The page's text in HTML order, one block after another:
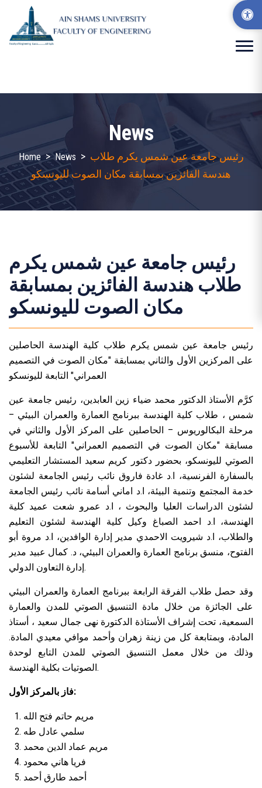
News
Home > News > رئيس جامعة عين شمس يكرم طلاب
هندسة الفائزين بمسابقة مكان الصوت لليونسكو
رئيس جامعة عين شمس يكرم
طلاب هندسة الفائزين بمسابقة
مكان الصوت لليونسكو
رئيس جامعة عين شمس يكرم طلاب كلية الهندسة الحاصلين
على المركزين الأول والثاني بمسابقة "مكان الصوت في التصميم
العمراني" التابعة لليونسكو
كرَّم الأستاذ الدكتور محمد ضياء زين العابدين، رئيس جامعة عين
شمس ، طلاب كلية الهندسة ببرنامج العمارة والعمران البيئي –
مرحلة البكالوريوس – الحاصلين على المركز الأول والثاني في
مسابقة "مكان الصوت في التصميم العمراني" التابعة للأسبوع
الصوتي لليونسكو، بحضور دكتور كريم سعيد المستشار التعليمي
بالسفارة الفرنسية، ا.د غادة فاروق نائب رئيس الجامعة لشئون
خدمة المجتمع وتنمية البيئة، ا.د اماني أسامة نائب رئيس الجامعة
لشئون الدراسات العليا والبحوث ، ا.د عمرو شعت عميد كلية
الهندسة، ا.د احمد الصباغ وكيل كلية الهندسة لشئون التعليم
والطلاب، ا.د شيرويت الاحمدي مدير إدارة الوافدين، ا.د مروة أبو
الفتوح، منسق برنامج العمارة والعمران البيئي، د. كمال عبيد مدير
إدارة التعاون الدولي.
وقد حصل طلاب الفرقة الرابعة ببرنامج العمارة والعمران البيئي
على الجائزة من خلال مادة التنسيق الصوتي للمدن والعمارة
السمعية، تحت إشراف الأستاذة الدكتورة نهى جمال سعيد ، أستاذ
المادة، وبمتابعة كل من زينة زهران وأحمد موافي معيدي المادة.
وذلك من خلال معمل التنسيق الصوتي للمدن التابع لوحدة
الصوتيات بكلية الهندسة.
فاز بالمركز الأول:
مريم حاتم فتح الله
سلمي عادل طه
مريم عماد الدين محمد
فريا هاني محمود